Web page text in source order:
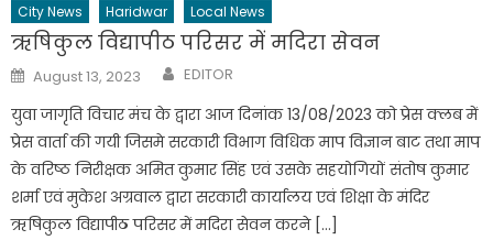
City News Haridwar Local News
ऋषिकुल विद्यापीठ परिसर में मदिरा सेवन
Posted
on
August 13, 2023 Author
EDITOR
युवा जागृति विचार मंच के द्वारा आज दिनांक 13/08/2023 को प्रेस क्लब में
प्रेस वार्ता की गयी जिसमे सरकारी विभाग विधिक माप विज्ञान बाट तथा माप
के वरिष्ठ निरीक्षक अमित कुमार सिंह एवं उसके सहयोगियों संतोष कुमार
शर्मा एवं मुकेश अग्रवाल द्वारा सरकारी कार्यालय एवं शिक्षा के मंदिर
ऋषिकुल विद्यापीठ परिसर में मदिरा सेवन करने […]